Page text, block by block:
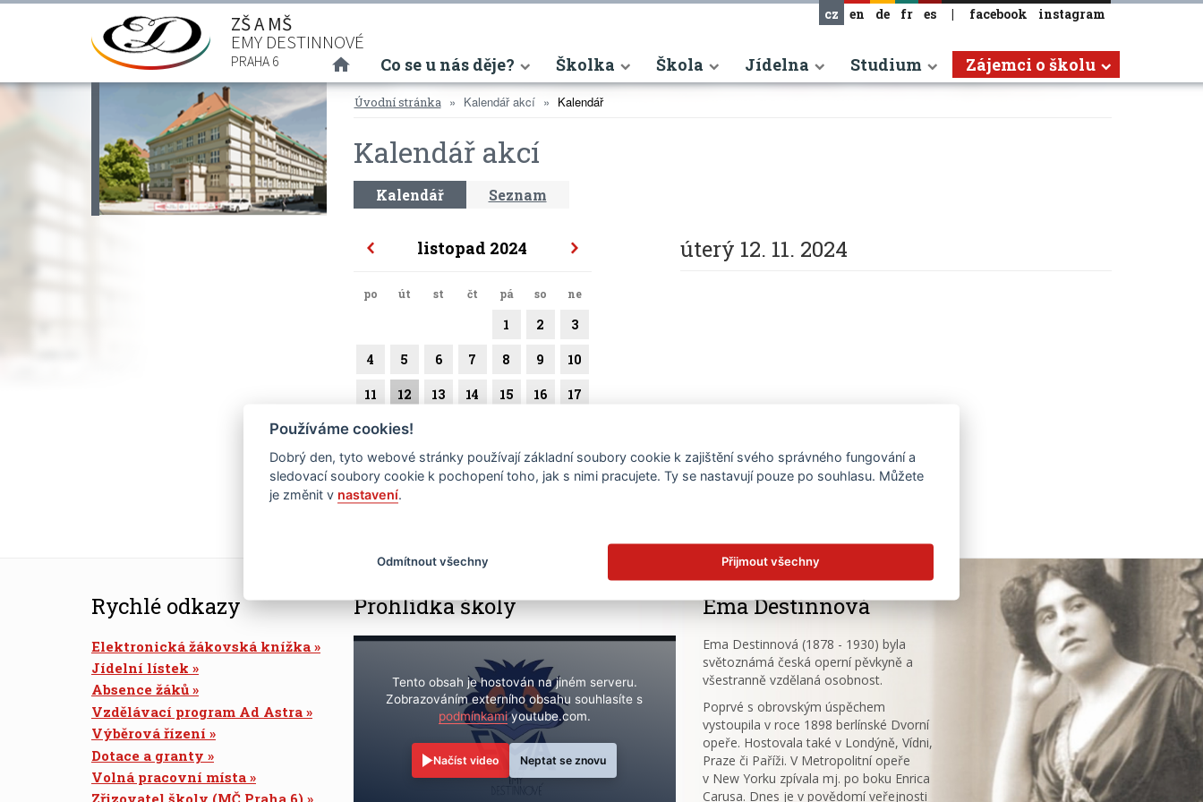
ZŠ A MŠ
EMY DESTINNOVÉ
PRAHA 6
cz en de fr es | facebook instagram
(current)
Co se u nás děje? Školka Škola Jídelna Studium Zájemci o školu
Úvodní stránka Kalendář akcí Kalendář
Kalendář akcí
Kalendář Seznam
listopad 2024
po út st čt pá so ne
1 2 3
4 5 6 7 8 9 10
11 12 13 14 15 16 17
18 19
25 26 27 28 29 30
úterý 12. 11. 2024
Rychlé odkazy
Elektronická žákovská knížka
Jídelní lístek
Absence žáků
Vzdělávací program Ad Astra
Výběrová řízení
Dotace a granty
Volná pracovní místa
Prohlídka školy
Tento obsah je hostován na jiném serveru.
Zobrazováním externího obsahu souhlasíte s
podmínkamiyoutube.com.
Načíst video Neptat se znovu
Ema Destinnová
Ema Destinnová (1878 - 1930) byla
světoznámá česká operní pěvkyně a
všestranně vzdělaná osobnost.
Poprvé s obrovským úspěchem
vystoupila v roce 1898 berlínské Dvorní
opeře. Hostovala také v Londýně, Vídni,
Praze či Paříži. V Metropolitní opeře
v New Yorku zpívala mj. po boku Enrica
Carusa. Dnes je v povědomí veřejnosti
Používáme cookies!
Dobrý den, tyto webové stránky používají základní soubory cookie k zajištění svého správného fungování a
sledovací soubory cookie k pochopení toho, jak s nimi pracujete. Ty se nastavují pouze po souhlasu. Můžete
je změnit v nastavení.
Odmítnout všechny Přijmout všechny